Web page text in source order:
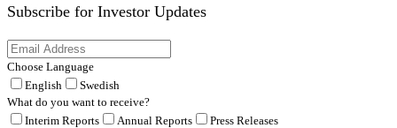
Subscribe for Investor Updates
Choose Language
English
Swedish
What do you want to receive?
Interim Reports
Annual Reports
Press Releases